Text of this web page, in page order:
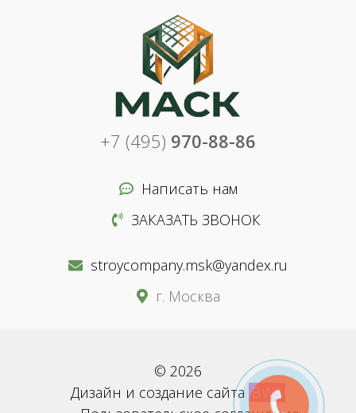
+7 (495) 970-88-86
Написать нам
ЗАКАЗАТЬ ЗВОНОК
stroycompany.msk@yandex.ru
г. Москва
© 2026
Дизайн и создание сайта BWS